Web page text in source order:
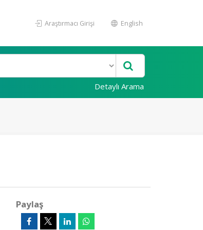
Araştırmacı Girişi English
Detaylı Arama
Paylaş